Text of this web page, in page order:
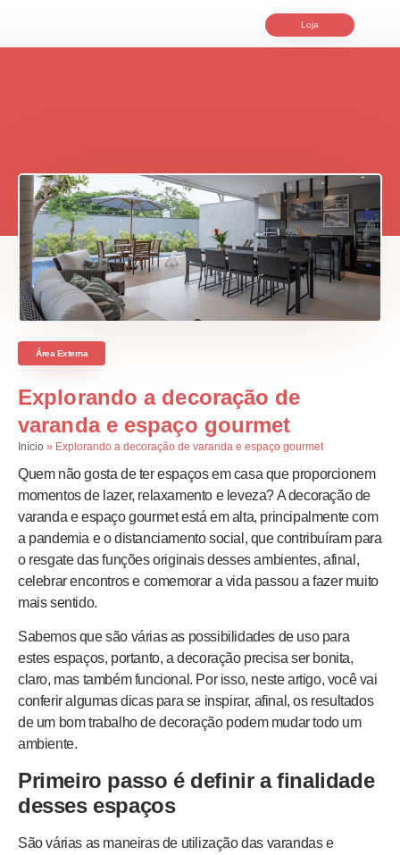
Loja
Área Externa
Explorando a decoração de
varanda e espaço gourmet
Início » Explorando a decoração de varanda e espaço gourmet
Quem não gosta de ter espaços em casa que proporcionem
momentos de lazer, relaxamento e leveza? A decoração de
varanda e espaço gourmet está em alta, principalmente com
a pandemia e o distanciamento social, que contribuíram para
o resgate das funções originais desses ambientes, afinal,
celebrar encontros e comemorar a vida passou a fazer muito
mais sentido.
Sabemos que são várias as possibilidades de uso para
estes espaços, portanto, a decoração precisa ser bonita,
claro, mas também funcional. Por isso, neste artigo, você vai
conferir algumas dicas para se inspirar, afinal, os resultados
de um bom trabalho de decoração podem mudar todo um
ambiente.
Primeiro passo é definir a finalidade
desses espaços
São várias as maneiras de utilização das varandas e